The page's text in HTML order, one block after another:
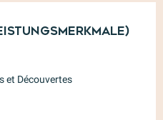
et Découvertes